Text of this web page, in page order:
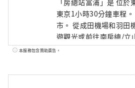
「房總站富浦」是 位
東京1小時30分鐘車程
市。 從成田機場和羽田
遊觀光或前往南房總/立
除了海鮮之外，您還可
本服務包含贊助廣告。